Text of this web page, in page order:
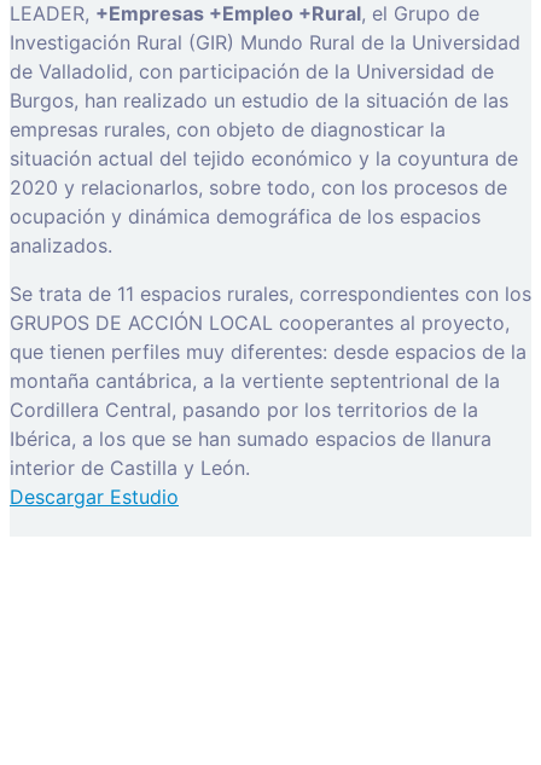
LEADER, +Empresas +Empleo +Rural, el Grupo de
Investigación Rural (GIR) Mundo Rural de la Universidad
de Valladolid, con participación de la Universidad de
Burgos, han realizado un estudio de la situación de las
empresas rurales, con objeto de diagnosticar la
situación actual del tejido económico y la coyuntura de
2020 y relacionarlos, sobre todo, con los procesos de
ocupación y dinámica demográfica de los espacios
analizados.
Se trata de 11 espacios rurales, correspondientes con los
GRUPOS DE ACCIÓN LOCAL cooperantes al proyecto,
que tienen perfiles muy diferentes: desde espacios de la
montaña cantábrica, a la vertiente septentrional de la
Cordillera Central, pasando por los territorios de la
Ibérica, a los que se han sumado espacios de llanura
interior de Castilla y León.
Descargar Estudio